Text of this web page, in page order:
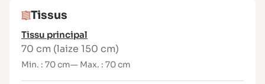
d’attention
Une vidéo pas à pas est également
disponible pour vous accompagner dans
la réalisation.
Un projet couture idéal pour créer un
Tissus
Tissu principal
70 cm (laize 150 cm)
Min. : 70 cm— Max. : 70 cm